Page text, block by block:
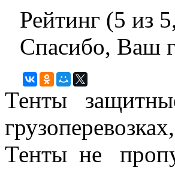
Рейтинг (5 из 5
Спасибо, Ваш
Тенты
Тенты не